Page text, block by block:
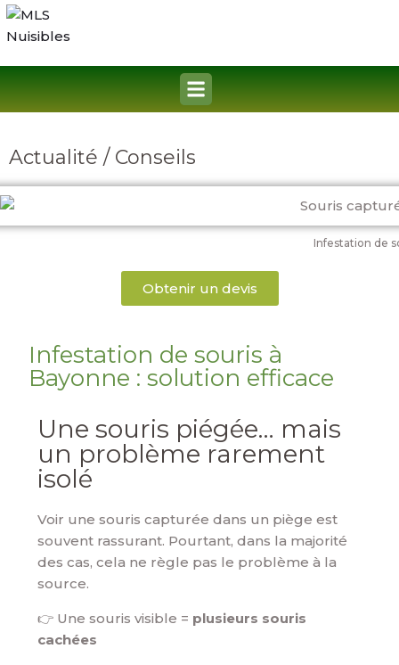
Actualité / Conseils
Infestation de
Obtenir un devis
Infestation de souris à
Bayonne : solution efficace
Une souris piégée… mais
un problème rarement
isolé
Voir une souris capturée dans un piège est
souvent rassurant. Pourtant, dans la majorité
des cas, cela ne règle pas le problème à la
source.
👉 Une souris visible = plusieurs souris
cachées